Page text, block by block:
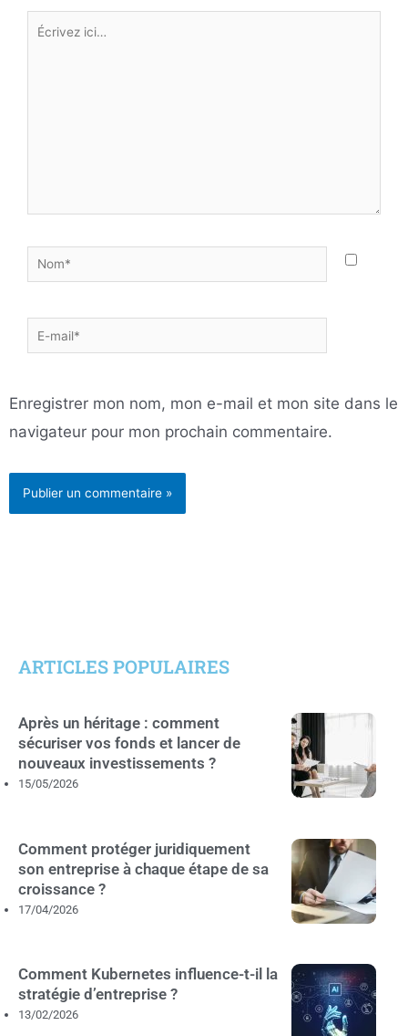
Écrivez
Nom*
E-
mail*
Enregistrer mon nom, mon e-mail et mon site dans le
navigateur pour mon prochain commentaire.
ARTICLES POPULAIRES
Après un héritage : comment
sécuriser vos fonds et lancer de
nouveaux investissements ?
15/05/2026
Comment protéger juridiquement
son entreprise à chaque étape de sa
croissance ?
17/04/2026
Comment Kubernetes influence-t-il la
stratégie d’entreprise ?
13/02/2026